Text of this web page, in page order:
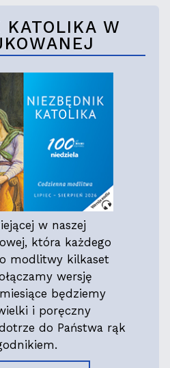
W
w naszej
która każdego
modlitwy kilkaset
wersję
będziemy
i poręczny
do Państwa rąk